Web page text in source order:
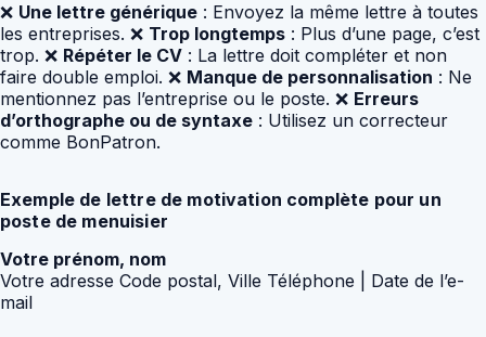
❌ Une lettre générique : Envoyez la même lettre à toutes
les entreprises. ❌ Trop longtemps : Plus d’une page, c’est
trop. ❌ Répéter le CV : La lettre doit compléter et non
faire double emploi. ❌ Manque de personnalisation : Ne
mentionnez pas l’entreprise ou le poste. ❌ Erreurs
d’orthographe ou de syntaxe : Utilisez un correcteur
comme BonPatron.
Exemple de lettre de motivation complète pour un
poste de menuisier
Votre prénom, nom
Votre adresse Code postal, Ville Téléphone | Date de l’e-
mail